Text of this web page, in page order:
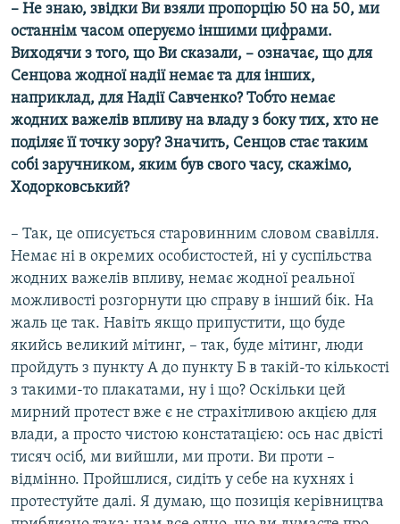
– Не знаю, звідки Ви взяли пропорцію 50 на 50, ми
останнім часом оперуємо іншими цифрами.
Виходячи з того, що Ви сказали, – означає, що для
Сенцова жодної надії немає та для інших,
наприклад, для Надії Савченко? Тобто немає
жодних важелів впливу на владу з боку тих, хто не
поділяє її точку зору? Значить, Сенцов стає таким
собі заручником, яким був свого часу, скажімо,
Ходорковський?
– Так, це описується старовинним словом свавілля.
Немає ні в окремих особистостей, ні у суспільства
жодних важелів впливу, немає жодної реальної
можливості розгорнути цю справу в інший бік. На
жаль це так. Навіть якщо припустити, що буде
якийсь великий мітинг, – так, буде мітинг, люди
пройдуть з пункту А до пункту Б в такій-то кількості
з такими-то плакатами, ну і що? Оскільки цей
мирний протест вже є не страхітливою акцією для
влади, а просто чистою констатацією: ось нас двісті
тисяч осіб, ми вийшли, ми проти. Ви проти –
відмінно. Пройшлися, сидіть у себе на кухнях і
протестуйте далі. Я думаю, що позиція керівництва